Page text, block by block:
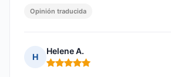
Opinión traducida
H
Helene A.
Nota: 5 de 5